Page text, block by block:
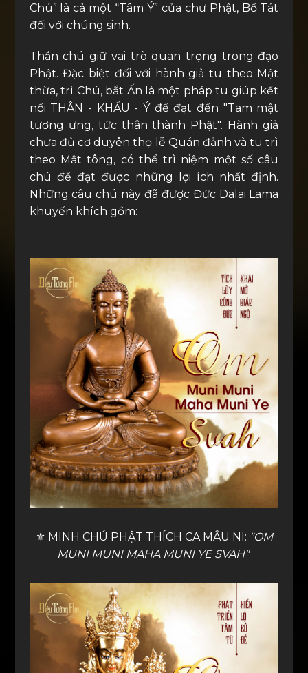
Chú” là cả một “Tâm Ý” của chư Phật, Bồ Tát
đối với chúng sinh.
Thần chú giữ vai trò quan trọng trong đạo
Phật. Đặc biệt đối với hành giả tu theo Mật
thừa, trì Chú, bắt Ấn là một pháp tu giúp kết
nối THÂN - KHẨU - Ý để đạt đến "Tam mật
tương ưng, tức thân thành Phật". Hành giả
chưa đủ cơ duyên thọ lễ Quán đảnh và tu trì
theo Mật tông, có thể trì niệm một số câu
chú để đạt được những lợi ích nhất định.
Những câu chú này đã được Đức Dalai Lama
khuyến khích gồm:
⚜️ MINH CHÚ PHẬT THÍCH CA MÂU NI: "OM
MUNI MUNI MAHA MUNI YE SVAH"